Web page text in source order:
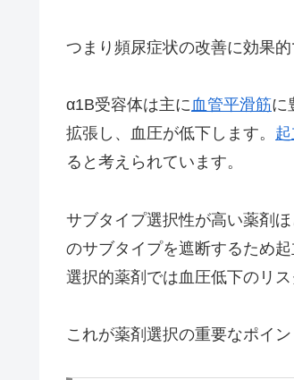
つまり頻尿症状の改善に効果的
α1B受容体は主に血管平滑筋に
拡張し、血圧が低下します。
ると考えられています。
サブタイプ選択性が高い薬剤
のサブタイプを遮断するため
選択的薬剤では血圧低下のリス
これが薬剤選択の重要なポイン